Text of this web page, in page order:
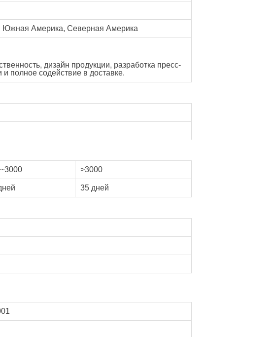
Южная Америка, Северная Америка
дизайн продукции, разработка пресс-
полное содействие в доставке.
>3000
35 дней